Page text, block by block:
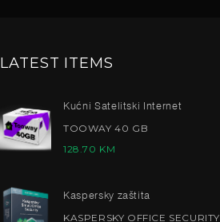
LATEST ITEMS
Kućni Satelitski Internet
TOOWAY 40 GB
128.70 KM
Kaspersky zaštita
KASPERSKY OFFICE SECURITY